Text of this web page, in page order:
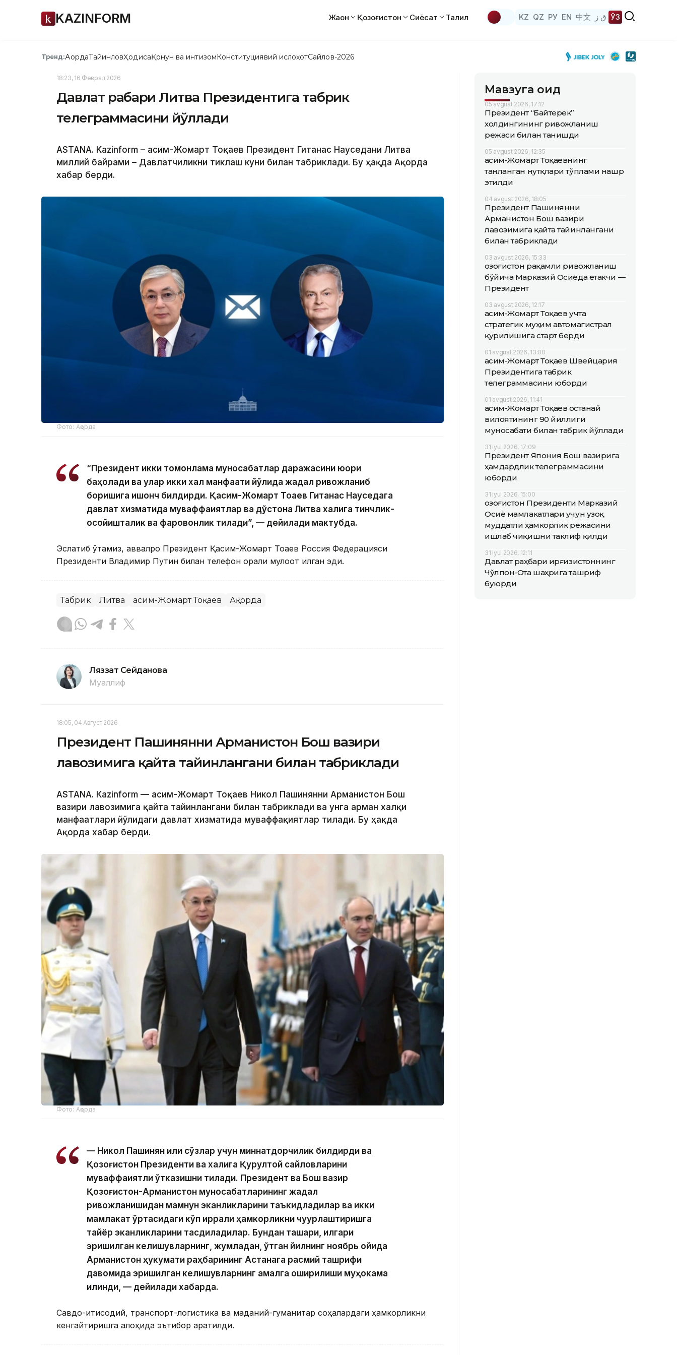
KAZINFORM Жаҳон Қозоғистон Сиёсат Таҳлил KZ QZ РУ EN 中文 ق ز ЎЗ
Тренд:АқордаТайинловҲодисаҚонун ва интизомКонституциявий ислоҳотСайлов-2026
18:23, 16 Феврал 2026
Давлат раҳбари Литва Президентига табрик
телеграммасини йўллади
ASTANA. Kazinform – Қасим-Жомарт Тоқаев Президент Гитанас Науседани Литва
миллий байрами – Давлатчиликни тиклаш куни билан табриклади. Бу ҳақда Ақорда
хабар берди.
Фото: Ақорда
“Президент икки томонлама муносабатлар даражасини юқори
баҳолади ва улар икки халқ манфаати йўлида жадал ривожланиб
боришига ишонч билдирди. Қасим-Жомарт Тоқаев Гитанас Науседага
давлат хизматида муваффақиятлар ва дўстона Литва халқига тинчлик-
осойишталик ва фаровонлик тилади”, — дейилади мактубда.
Эслатиб ўтамиз, аввалроқ Президент Қасим-Жомарт Тоқаев Россия Федерацияси
Президенти Владимир Путин билан телефон орқали мулоқот қилган эди.
Табрик Литва Қасим-Жомарт Тоқаев Ақорда
Ляззат Сейданова
Муаллиф
18:05, 04 Август 2026
Президент Пашинянни Арманистон Бош вазири
лавозимига қайта тайинлангани билан табриклади
ASTANА. Кazinform — Қасим-Жомарт Тоқаев Никол Пашинянни Арманистон Бош
вазири лавозимига қайта тайинлангани билан табриклади ва унга арман халқи
манфаатлари йўлидаги давлат хизматида муваффақиятлар тилади. Бу ҳақда
Ақорда хабар берди.
Фото: Ақорда
— Никол Пашинян илиқ сўзлар учун миннатдорчилик билдирди ва
Қозоғистон Президенти ва халқига Қурултой сайловларини
муваффақиятли ўтказишни тилади. Президент ва Бош вазир
Қозоғистон-Арманистон муносабатларининг жадал
ривожланишидан мамнун эканликларини таъкидладилар ва икки
мамлакат ўртасидаги кўп қиррали ҳамкорликни чуқурлаштиришга
тайёр эканликларини тасдиқладилар. Бундан ташқари, илгари
эришилган келишувларнинг, жумладан, ўтган йилнинг ноябрь ойида
Арманистон ҳукумати раҳбарининг Астанага расмий ташрифи
давомида эришилган келишувларнинг амалга оширилиши муҳокама
қилинди, — дейилади хабарда.
Савдо-иқтисодий, транспорт-логистика ва маданий-гуманитар соҳалардаги ҳамкорликни
кенгайтиришга алоҳида эътибор қаратилди.
Мавзуга оид
05 avgust 2026, 17:12
Президент “Байтерек”
холдингининг ривожланиш
режаси билан танишди
05 avgust 2026, 12:35
Қасим-Жомарт Тоқаевнинг
танланган нутқлари тўплами нашр
этилди
04 avgust 2026, 18:05
Президент Пашинянни
Арманистон Бош вазири
лавозимига қайта тайинлангани
билан табриклади
03 avgust 2026, 15:33
Қозоғистон рақамли ривожланиш
бўйича Марказий Осиёда етакчи —
Президент
03 avgust 2026, 12:17
Қасим-Жомарт Тоқаев учта
стратегик муҳим автомагистрал
қурилишига старт берди
01 avgust 2026, 13:00
Қасим-Жомарт Тоқаев Швейцария
Президентига табрик
телеграммасини юборди
01 avgust 2026, 11:41
Қасим-Жомарт Тоқаев Қостанай
вилоятининг 90 йиллиги
муносабати билан табрик йўллади
31 iyul 2026, 17:09
Президент Япония Бош вазирига
ҳамдардлик телеграммасини
юборди
31 iyul 2026, 15:00
Қозоғистон Президенти Марказий
Осиё мамлакатлари учун узоқ
муддатли ҳамкорлик режасини
ишлаб чиқишни таклиф қилди
31 iyul 2026, 12:11
Давлат раҳбари Қирғизистоннинг
Чўлпон-Ота шаҳрига ташриф
буюрди